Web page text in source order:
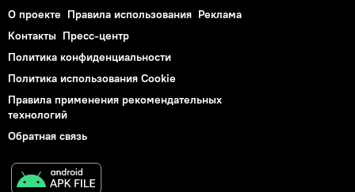
О проекте Правила использования Реклама
Контакты Пресс-центр
Политика конфиденциальности
Политика использования Cookie
Правила применения рекомендательных
технологий
Обратная связь